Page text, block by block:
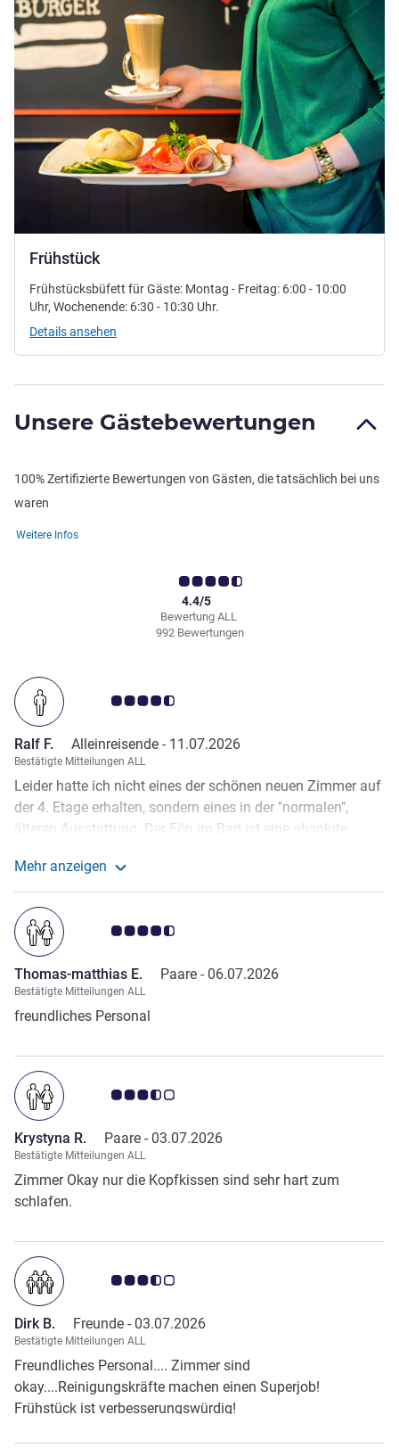
Frühstück
Frühstücksbüfett für Gäste: Montag - Freitag: 6:00 - 10:00
Uhr, Wochenende: 6:30 - 10:30 Uhr.
Details ansehen
Unsere Gästebewertungen
100% Zertifizierte Bewertungen von Gästen, die tatsächlich bei uns
waren
Weitere Infos
Bewertung ALL
4.4/5
992 Bewertungen
Note Kundenmeinungen 4.5/5
Ralf F. Alleinreisende - 11.07.2026
Bestätigte Mitteilungen ALL
Leider hatte ich nicht eines der schönen neuen Zimmer auf
der 4. Etage erhalten, sondern eines in der "normalen",
älteren Ausstattung. Der Fön im Bad ist eine absolute
Schalter mit dem Schlauch verbunden ist und bei der
Bewegung oft abschaltet. Leider war einer der Aufzüge
nicht in Betrieb. Der andere Aufzug machte ein fürchterlich
nerviges Geräusch. Ein Quietschen zwischen der 1. und 2.
Etage. Da fehlt wohl ein Tropfen Öl... Dieses Geräuch hörte
man ständig im Zimmer, insbesondere Nachts.
Mehr anzeigen
Note Kundenmeinungen 4.5/5
Thomas-matthias E. Paare - 06.07.2026
Bestätigte Mitteilungen ALL
freundliches Personal
Note Kundenmeinungen 3.5/5
Krystyna R. Paare - 03.07.2026
Bestätigte Mitteilungen ALL
Zimmer Okay nur die Kopfkissen sind sehr hart zum
schlafen.
Note Kundenmeinungen 3.5/5
Dirk B. Freunde - 03.07.2026
Bestätigte Mitteilungen ALL
Freundliches Personal.... Zimmer sind
okay....Reinigungskräfte machen einen Superjob!
Frühstück ist verbesserungswürdig!